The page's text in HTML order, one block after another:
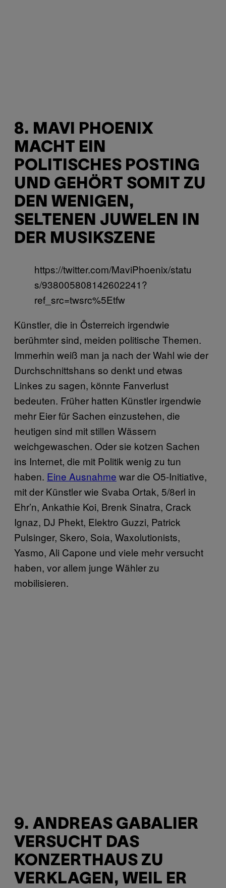
8. MAVI PHOENIX
MACHT EIN
POLITISCHES POSTING
UND GEHÖRT SOMIT ZU
DEN WENIGEN,
SELTENEN JUWELEN IN
DER MUSIKSZENE
https://twitter.com/MaviPhoenix/statu
s/938005808142602241?
ref_src=twsrc%5Etfw
Künstler, die in Österreich irgendwie
berühmter sind, meiden politische Themen.
Immerhin weiß man ja nach der Wahl wie der
Durchschnittshans so denkt und etwas
Linkes zu sagen, könnte Fanverlust
bedeuten. Früher hatten Künstler irgendwie
mehr Eier für Sachen einzustehen, die
heutigen sind mit stillen Wässern
weichgewaschen. Oder sie kotzen Sachen
ins Internet, die mit Politik wenig zu tun
haben. Eine Ausnahme war die O5-Initiative,
mit der Künstler wie Svaba Ortak, 5/8erl in
Ehr’n, Ankathie Koi, Brenk Sinatra, Crack
Ignaz, DJ Phekt, Elektro Guzzi, Patrick
Pulsinger, Skero, Soia, Waxolutionists,
Yasmo, Ali Capone und viele mehr versucht
haben, vor allem junge Wähler zu
mobilisieren.
9. ANDREAS GABALIER
VERSUCHT DAS
KONZERTHAUS ZU
VERKLAGEN, WEIL ER